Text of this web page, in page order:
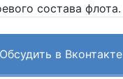
состава флота.
Обсудить в Вконтакте